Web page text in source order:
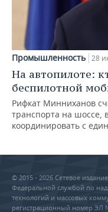
Промышленность 28
На автопилоте:
беспилотной
Рифкат Минниханов
транспорта на шоссе,
координировать с
© 2015 - 2026 Сетевое
Федеральной службой по
технологий и массовых
регистрационный номер ЭЛ